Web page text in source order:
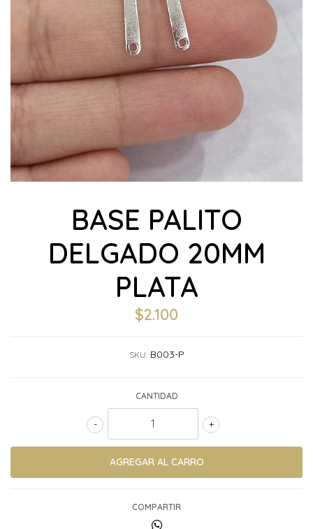
BASE PALITO
DELGADO 20MM
PLATA
$2.100
SKU: B003-P
CANTIDAD
+
-
COMPARTIR